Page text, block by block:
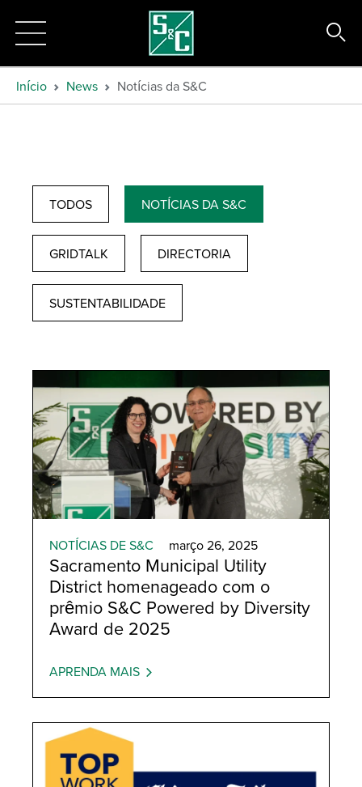
Início News Notícias da S&C
TODOS NOTÍCIAS DA S&C
GRIDTALK DIRECTORIA
SUSTENTABILIDADE
People-First Culture
NOTÍCIAS DE S&C março 26, 2025
Sacramento Municipal Utility
District homenageado com o
prêmio S&C Powered by Diversity
Award de 2025
APRENDA MAIS